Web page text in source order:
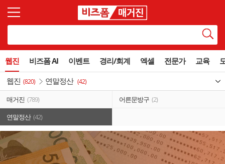
웹진 비즈폼 AI 이벤트 경리/회계 엑셀 전문가 교육
웹진 (820) 연말정산 (42)
매거진 (789) 어른문방구 (2)
연말정산 (42)